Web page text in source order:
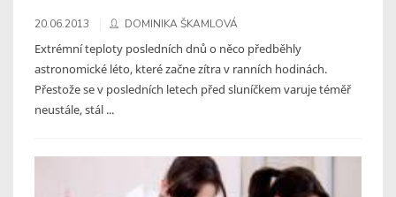
20.06.2013 DOMINIKA ŠKAMLOVÁ
Extrémní teploty posledních dnů o něco předběhly
astronomické léto, které začne zítra v ranních hodinách.
Přestože se v posledních letech před sluníčkem varuje téměř
neustále, stál ...